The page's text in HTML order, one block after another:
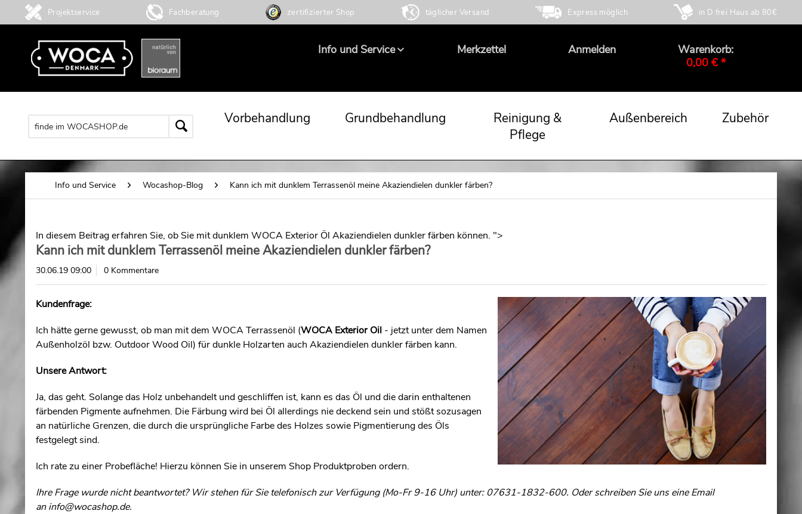
Projektservice Fachberatung zertifizierter Shop täglicher Versand Express möglich in D frei Haus ab 80€
Info und Service Merkzettel Anmelden
Warenkorb:
0,00 € *
Vorbehandlung Grundbehandlung
Reinigung &
Pflege
Außenbereich Zubehör
Info und Service Wocashop-Blog Kann ich mit dunklem Terrassenöl meine Akaziendielen dunkler färben?
In diesem Beitrag erfahren Sie, ob Sie mit dunklem WOCA Exterior Öl Akaziendielen dunkler färben können. ">
Kann ich mit dunklem Terrassenöl meine Akaziendielen dunkler färben?
30.06.19 09:00 0 Kommentare
Kundenfrage:
Ich hätte gerne gewusst, ob man mit dem WOCA Terrassenöl (WOCA Exterior Oil - jetzt unter dem Namen
Außenholzöl bzw. Outdoor Wood Oil) für dunkle Holzarten auch Akaziendielen dunkler färben kann.
Unsere Antwort:
Ja, das geht. Solange das Holz unbehandelt und geschliffen ist, kann es das Öl und die darin enthaltenen
färbenden Pigmente aufnehmen. Die Färbung wird bei Öl allerdings nie deckend sein und stößt sozusagen
an natürliche Grenzen, die durch die ursprüngliche Farbe des Holzes sowie Pigmentierung des Öls
festgelegt sind.
Ich rate zu einer Probefläche! Hierzu können Sie in unserem Shop Produktproben ordern.
Ihre Frage wurde nicht beantwortet? Wir stehen für Sie telefonisch zur Verfügung (Mo-Fr 9-16 Uhr) unter: 07631-1832-600. Oder schreiben Sie uns eine Email
aninfo@wocashop.de.